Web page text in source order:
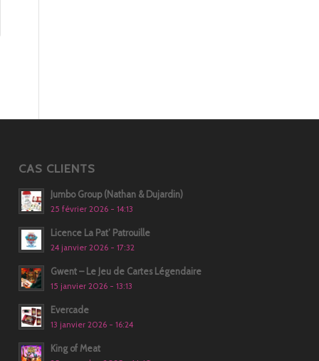
CAS CLIENTS
Jumbo Group (Nathan & Dujardin)
25 février 2026 - 14:13
Licence La Pat’ Patrouille
24 janvier 2026 - 17:32
Gwent – Le Jeu de Cartes Légendaire
15 janvier 2026 - 13:13
Evercade
13 janvier 2026 - 16:24
King of Meat